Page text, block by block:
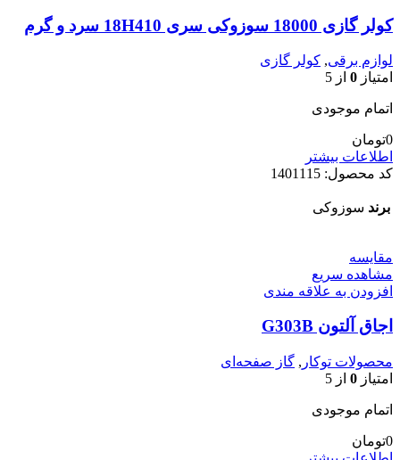
کولر گازی 18000 سوزوکی سری 18H410 سرد و گرم
لوازم برقی, کولر گازی
امتیاز 0 از 5
اتمام موجودی
0تومان
اطلاعات بیشتر
کد محصول: 1401115
برند سوزوکی
مقایسه
مشاهده سریع
افزودن به علاقه مندی
اجاق آلتون G303B
محصولات توکار , گاز صفحه‌ای
امتیاز 0 از 5
اتمام موجودی
0تومان